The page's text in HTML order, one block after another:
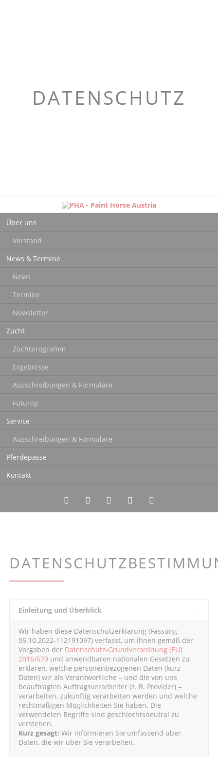
DATENSCHUTZ
Navigation
überspringen
Über uns
Vorstand
News & Termine
News
Termine
Newsletter
Zucht
Zuchtprogramm
Ergebnisse
Ausschreibungen & Formulare
Futurity
Service
Ausschreibungen & Formulare
Pferdepässe
Kontakt
Einleitung und Überblick
Wir haben diese Datenschutzerklärung (Fassung
05.10.2022-112191097) verfasst, um Ihnen gemäß der
Vorgaben der Datenschutz-Grundverordnung (EU)
2016/679 und anwendbaren nationalen Gesetzen zu
erklären, welche personenbezogenen Daten (kurz
Daten) wir als Verantwortliche – und die von uns
beauftragten Auftragsverarbeiter (z. B. Provider) –
verarbeiten, zukünftig verarbeiten werden und welche
rechtmäßigen Möglichkeiten Sie haben. Die
verwendeten Begriffe sind geschlechtsneutral zu
verstehen.
Kurz gesagt: Wir informieren Sie umfassend über
Daten, die wir über Sie verarbeiten.